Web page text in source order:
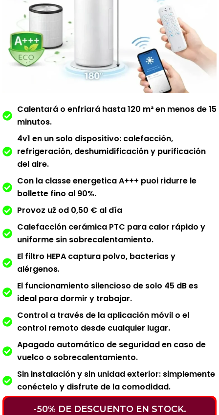
Calentará o enfriará hasta 120 m² en menos de 15
minutos.
4v1 en un solo dispositivo: calefacción,
refrigeración, deshumidificación y purificación
del aire.
Con la classe energetica A+++ puoi ridurre le
bollette fino al 90%.
Provoz už od 0,50 € al día
Calefacción cerámica PTC para calor rápido y
uniforme sin sobrecalentamiento.
El filtro HEPA captura polvo, bacterias y
alérgenos.
El funcionamiento silencioso de solo 45 dB es
ideal para dormir y trabajar.
Control a través de la aplicación móvil o el
control remoto desde cualquier lugar.
Apagado automático de seguridad en caso de
vuelco o sobrecalentamiento.
Sin instalación y sin unidad exterior: simplemente
conéctelo y disfrute de la comodidad.
-50% DE DESCUENTO EN STOCK.